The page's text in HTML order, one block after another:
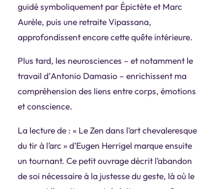
guidé symboliquement par Épictèteet Marc
Aurèle, puis une retraite Vipassana,
approfondissent encore cette quête intérieure.
Plus tard, les neurosciences – et notamment le
travail d’Antonio Damasio– enrichissent ma
compréhension des liens entre corps, émotions
et conscience.
La lecture de : « Le Zen dans l’art chevaleresque
du tir à l’arc » d’Eugen Herrigel marque ensuite
un tournant. Ce petit ouvrage décrit l’abandon
de soi nécessaire à la justesse du geste, là où le